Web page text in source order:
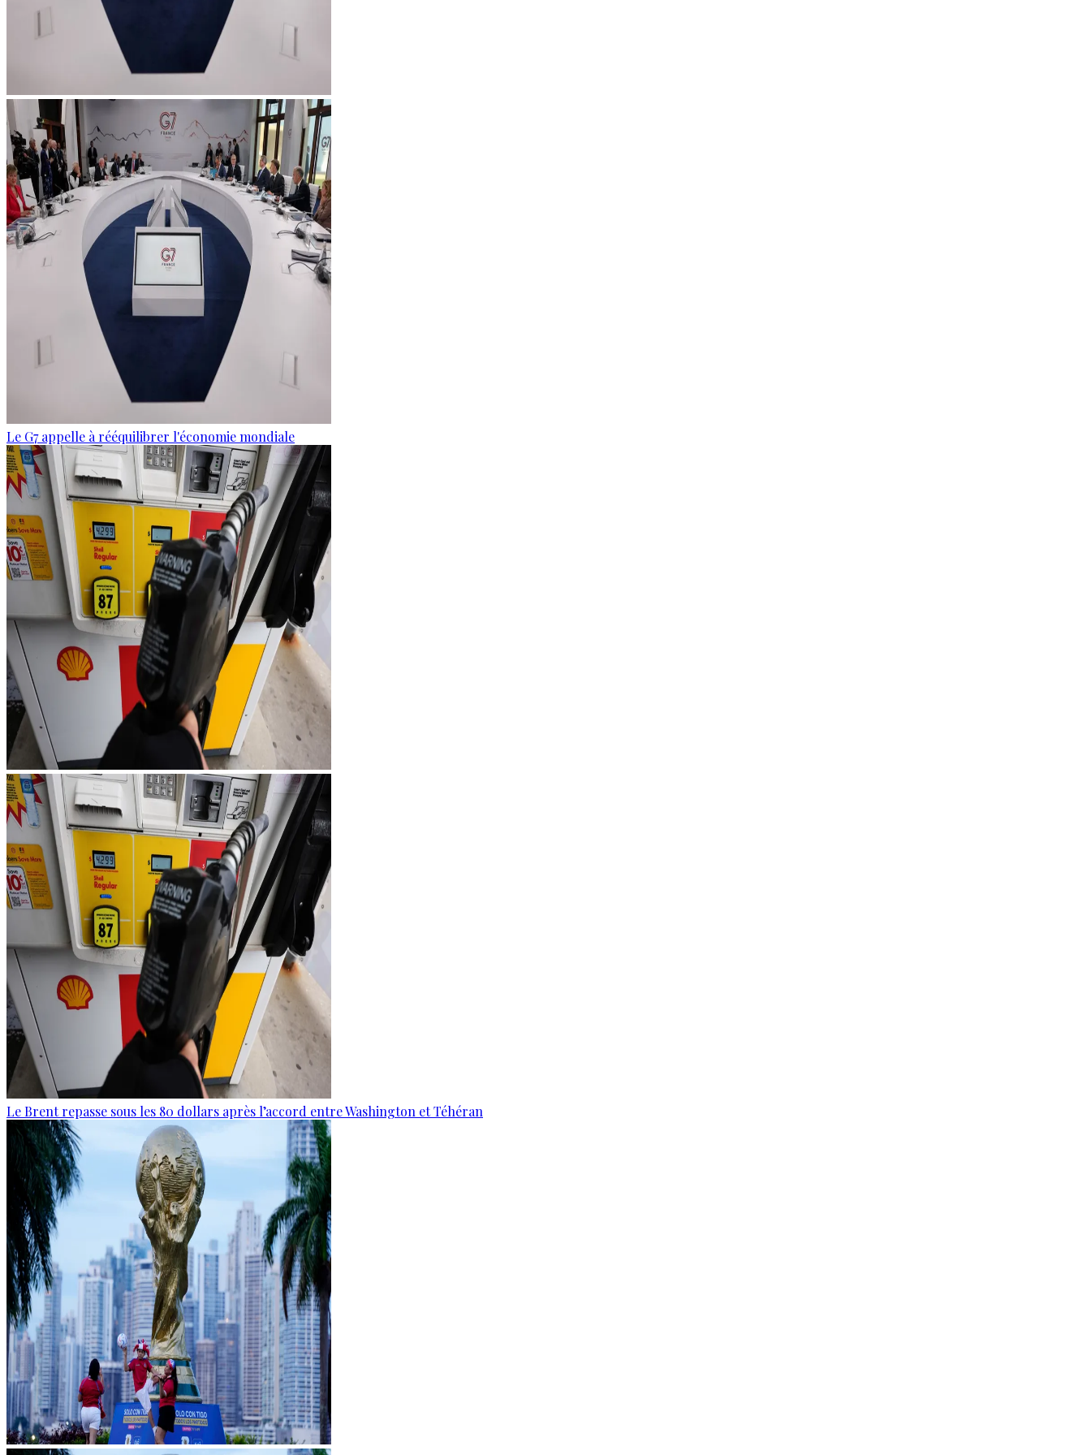
Le G7 appelle à rééquilibrer l'économie mondiale
Le Brent repasse sous les 80 dollars après l’accord entre Washington et Téhéran